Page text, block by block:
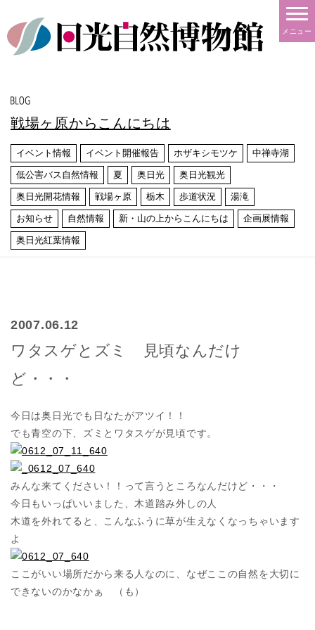
メニュー
戦場ヶ原からこんにちは
イベント情報 イベント開催報告 ホザキシモツケ 中禅寺湖
低公害バス自然情報 夏 奥日光 奥日光観光
奥日光開花情報 戦場ヶ原 栃木 歩道状況 湯滝
お知らせ 自然情報 新・山の上からこんにちは 企画展情報
奥日光紅葉情報
2007.06.12
ワタスゲとズミ 見頃なんだけ
ど・・・
今日は奥日光でも日なたがアツイ！！
でも青空の下、ズミとワタスゲが見頃です。
みんな来てください！！って言うところなんだけど・・・
今日もいっぱいいました、木道踏み外しの人
木道を外れてると、こんなふうに草が生えなくなっちゃいます
よ
ここがいい場所だから来る人なのに、なぜここの自然を大切に
できないのかなかぁ （も）